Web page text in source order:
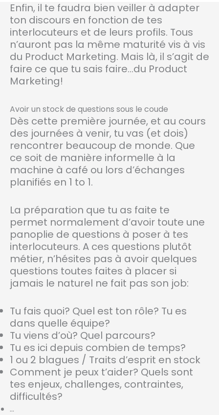
Enfin, il te faudra bien veiller à adapter
ton discours en fonction de tes
interlocuteurs et de leurs profils. Tous
n’auront pas la même maturité vis à vis
du Product Marketing. Mais là, il s’agit de
faire ce que tu sais faire…du Product
Marketing!
Avoir un stock de questions sous le coude
Dès cette première journée, et au cours
des journées à venir, tu vas (et dois)
rencontrer beaucoup de monde. Que
ce soit de manière informelle à la
machine à café ou lors d’échanges
planifiés en 1 to 1.
La préparation que tu as faite te
permet normalement d’avoir toute une
panoplie de questions à poser à tes
interlocuteurs. A ces questions plutôt
métier, n’hésites pas à avoir quelques
questions toutes faites à placer si
jamais le naturel ne fait pas son job:
Tu fais quoi? Quel est ton rôle? Tu es
dans quelle équipe?
Tu viens d’où? Quel parcours?
Tu es ici depuis combien de temps?
1 ou 2 blagues / Traits d’esprit en stock
Comment je peux t’aider? Quels sont
tes enjeux, challenges, contraintes,
difficultés?
…